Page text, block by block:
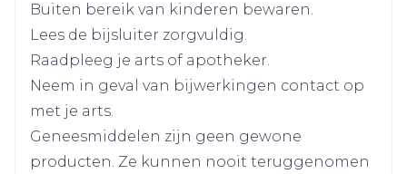
Lengte
Diepte 22 mm
Hoeveelheid
Verpakking
10
Buiten bereik van kinderen bewaren.
Lees de bijsluiter zorgvuldig.
Raadpleeg je arts of apotheker.
Neem in geval van bijwerkingen contact op
met je arts.
Geneesmiddelen zijn geen gewone
producten. Ze kunnen nooit teruggenomen